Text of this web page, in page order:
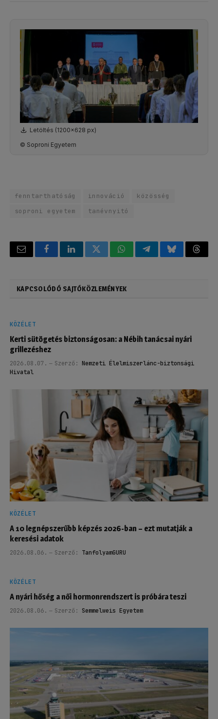
Letöltés (1200x628 px)
© Soproni Egyetem
fenntarthatóság innováció
közösség
soproni egyetem
tanévnyitó
Email FacebookLinkedInTwitterWhatsAppTelegramBluesky
KAPCSOLÓDÓ SAJTÓKÖZLEMÉNYEK
KÖZÉLET
Kerti sütögetés biztonságosan: a Nébih tanácsai nyári
grillezéshez
2026.08.07. Szerző: Nemzeti Élelmiszerlánc-biztonsági
Hivatal
KÖZÉLET
A 10 legnépszerűbb képzés 2026-ban – ezt mutatják a
keresési adatok
2026.08.06. Szerző: TanfolyamGURU
KÖZÉLET
A nyári hőség a női hormonrendszert is próbára teszi
2026.08.06. Szerző: Semmelweis Egyetem